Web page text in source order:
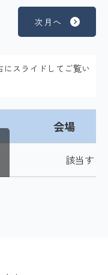
次月へ
スライドしてご覧い
会場
該当する